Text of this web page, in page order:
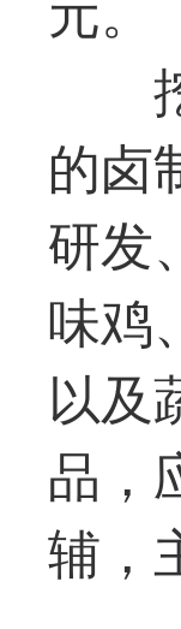
的卤
研发
味鸡
以及
品，
辅，